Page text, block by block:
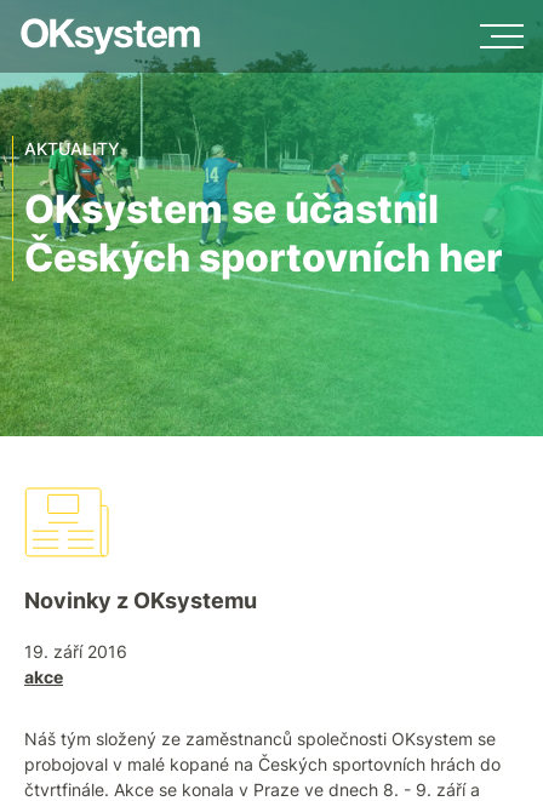
AKTUALITY
OKsystem se účastnil
Českých sportovních her
Novinky z OKsystemu
19. září 2016
akce
Náš tým složený ze zaměstnanců společnosti OKsystem se
probojoval v malé kopané na Českých sportovních hrách do
čtvrtfinále. Akce se konala v Praze ve dnech 8. - 9. září a